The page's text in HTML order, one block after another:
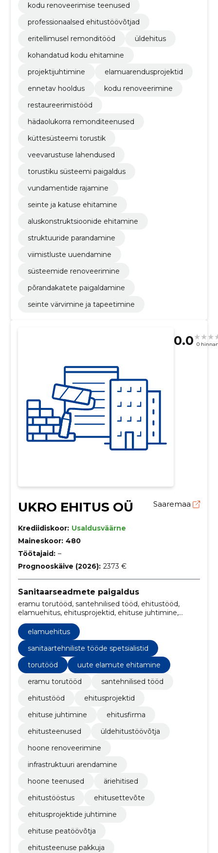
kodu renoveerimise teenused
professionaalsed ehitustöövõtjad
eritellimusel remonditööd
üldehitus
kohandatud kodu ehitamine
projektijuhtimine
elamuarendusprojektid
ennetav hooldus
kodu renoveerimine
restaureerimistööd
hädaolukorra remonditeenused
küttesüsteemi torustik
veevarustuse lahendused
torustiku süsteemi paigaldus
vundamentide rajamine
seinte ja katuse ehitamine
aluskonstruktsioonide ehitamine
struktuuride parandamine
viimistluste uuendamine
süsteemide renoveerimine
põrandakatete paigaldamine
seinte värvimine ja tapeetimine
0.0 0
UKRO EHITUS OÜ Saaremaa
Krediidiskoor: Usaldusväärne
Maineskoor: 480
Töötajaid: –
Prognooskäive (2026): 2373 €
Sanitaarseadmete paigaldus
eramu torutööd, santehnilised tööd, ehitustööd,
elamuehitus, ehitusprojektid, ehituse juhtimine,
hoone renoveerimine
elamuehitus
sanitaartehniliste tööde spetsialistid
torutööd
uute elamute ehitamine
eramu torutööd
santehnilised tööd
ehitustööd
ehitusprojektid
ehituse juhtimine
ehitusfirma
ehitusteenused
üldehitustöövõtja
hoone renoveerimine
infrastruktuuri arendamine
hoone teenused
äriehitised
ehitustööstus
ehitusettevõte
ehitusprojektide juhtimine
ehituse peatöövõtja
ehitusteenuse pakkuja